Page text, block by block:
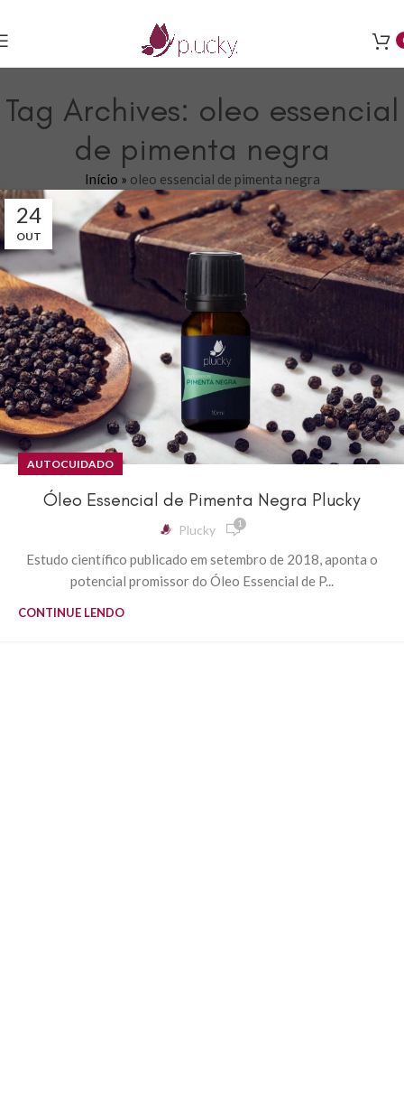
Tag Archives: oleo essencial
de pimenta negra
Início » oleo essencial de pimenta negra
24
OUT
AUTOCUIDADO
Óleo Essencial de Pimenta Negra Plucky
Plucky 1
Estudo científico publicado em setembro de 2018, aponta o
potencial promissor do Óleo Essencial de P...
CONTINUE LENDO